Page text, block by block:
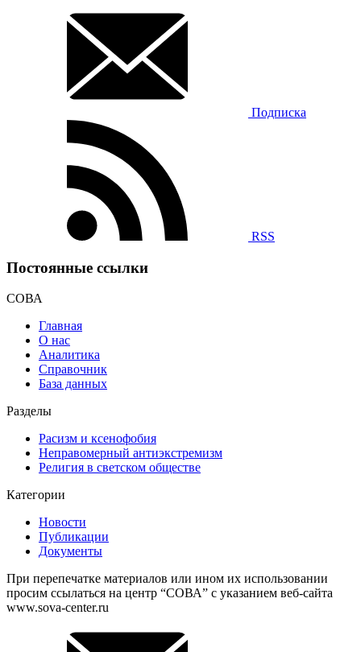
Подписка
RSS
Постоянные ссылки
СОВА
Главная
О нас
Аналитика
Справочник
База данных
Разделы
Расизм и ксенофобия
Неправомерный антиэкстремизм
Религия в светском обществе
Категории
Новости
Публикации
Документы
При перепечатке материалов или ином их использовании
просим ссылаться на центр “СОВА” с указанием веб-сайта
www.sova-center.ru